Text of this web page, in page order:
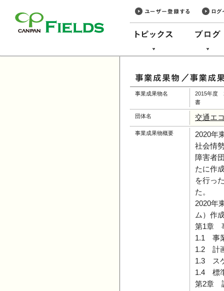
事業成果物名
2015年度
書
団体名 交通エ
事業成果物概要
2020年
社会情
障害者
たに作
を行っ
た。
2020年
ム）作
第1章
1.1 事
1.2 計
1.3 ス
1.4 標
第2章